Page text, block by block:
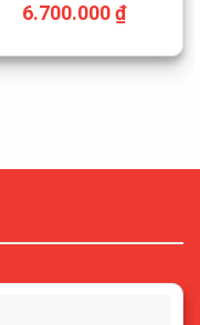
6.700.000₫